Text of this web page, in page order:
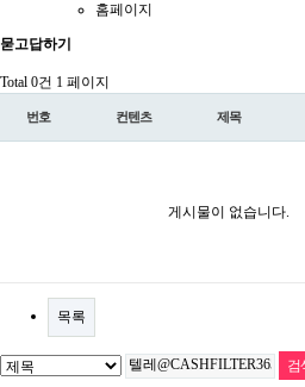
홈페이지
묻고답하기
Total 0건 1 페이지
번호 컨텐츠 제목
게시물이 없습니다.
목록